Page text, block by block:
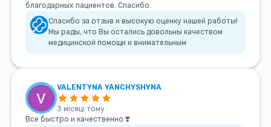
благодарных пациентов. Спасибо.
Спасибо за отзыв и высокую оценку нашей работы!
Мы рады, что Вы остались довольны качеством
медицинской помощи и внимательным
VALENTYNA YANCHYSHYNA
3 місяці тому
Все быстро и качественно ❣️